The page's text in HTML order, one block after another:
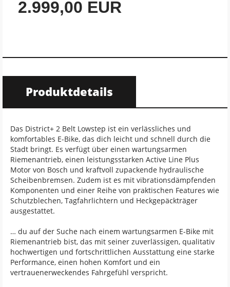
2.999,00 EUR
Produktdetails
Das District+ 2 Belt Lowstep ist ein verlässliches und
komfortables E-Bike, das dich leicht und schnell durch die
Stadt bringt. Es verfügt über einen wartungsarmen
Riemenantrieb, einen leistungsstarken Active Line Plus
Motor von Bosch und kraftvoll zupackende hydraulische
Scheibenbremsen. Zudem ist es mit vibrationsdämpfenden
Komponenten und einer Reihe von praktischen Features wie
Schutzblechen, Tagfahrlichtern und Heckgepäckträger
ausgestattet.
… du auf der Suche nach einem wartungsarmen E-Bike mit
Riemenantrieb bist, das mit seiner zuverlässigen, qualitativ
hochwertigen und fortschrittlichen Ausstattung eine starke
Performance, einen hohen Komfort und ein
vertrauenerweckendes Fahrgefühl verspricht.